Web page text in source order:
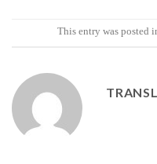
This entry was posted